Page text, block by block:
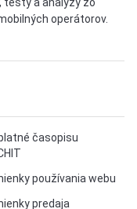
testy a analýzy zo
operátorov.
časopisu
používania webu
predaja